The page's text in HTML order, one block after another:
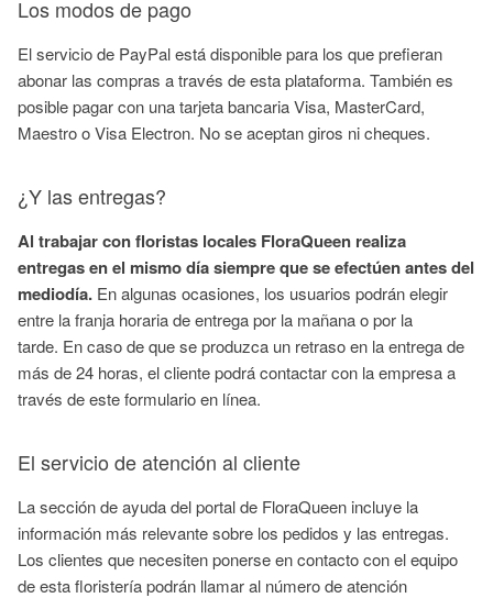
Los modos de pago
El servicio de PayPal está disponible para los que prefieran
abonar las compras a través de esta plataforma. También es
posible pagar con una tarjeta bancaria Visa, MasterCard,
Maestro o Visa Electron. No se aceptan giros ni cheques.
¿Y las entregas?
Al trabajar con floristas locales FloraQueen realiza
entregas en el mismo día siempre que se efectúen antes del
mediodía. En algunas ocasiones, los usuarios podrán elegir
entre la franja horaria de entrega por la mañana o por la
tarde. En caso de que se produzca un retraso en la entrega de
más de 24 horas, el cliente podrá contactar con la empresa a
través de este formulario en línea.
El servicio de atención al cliente
La sección de ayuda del portal de FloraQueen incluye la
información más relevante sobre los pedidos y las entregas.
Los clientes que necesiten ponerse en contacto con el equipo
de esta floristería podrán llamar al número de atención